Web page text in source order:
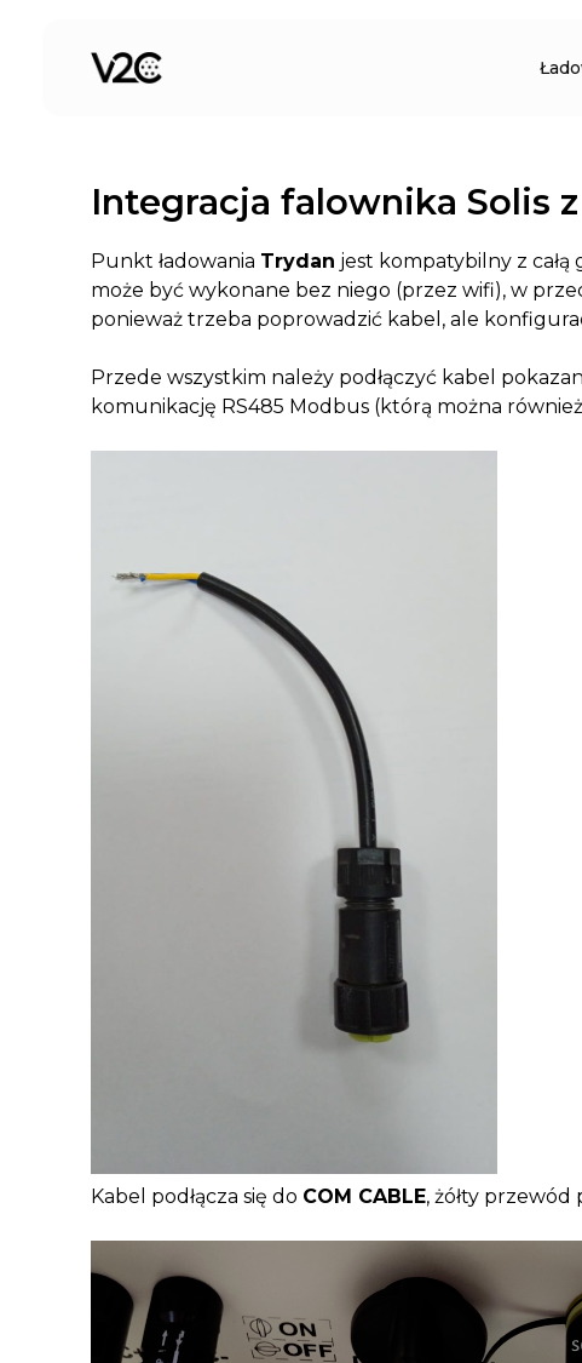
Integracja falownika Solis
Punkt ładowania Trydan jest kompatybilny z
może być wykonane bez niego (przez wifi), w
ponieważ trzeba poprowadzić kabel, ale
Przede wszystkim należy podłączyć kabel
komunikację RS485 Modbus (którą można
Kabel podłącza się do COM CABLE, żółty przewód